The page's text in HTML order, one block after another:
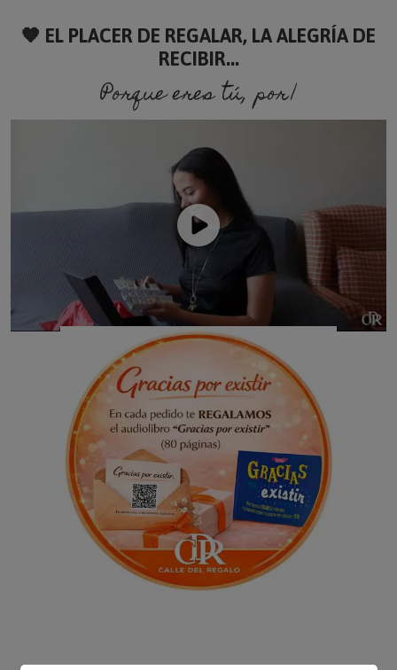
🧡 EL PLACER DE REGALAR, LA ALEGRÍA DE
RECIBIR...
Porque eres tú, porque so